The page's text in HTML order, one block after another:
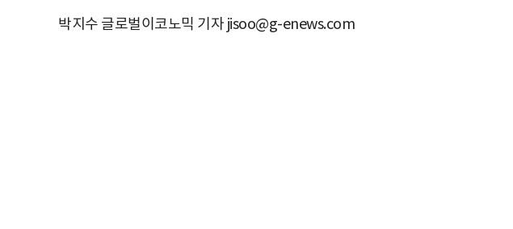
박지수 글로벌이코노믹 기자 jisoo@g-enews.com